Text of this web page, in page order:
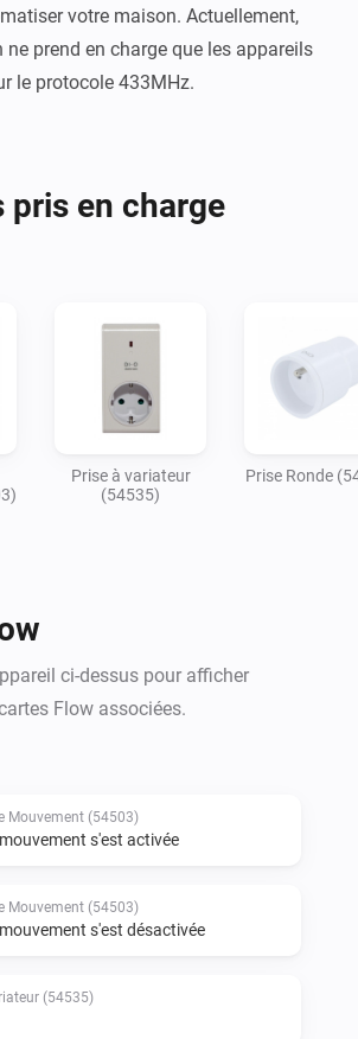
votre maison. Actuellement,
prend en charge que les appareils
le protocole 433MHz.
pris en charge
Prise à variateur
(54535)
Prise Ronde
ci-dessus pour afficher
Flow associées.
Mouvement (54503)
s'est activée
Mouvement (54503)
s'est désactivée
(54535)